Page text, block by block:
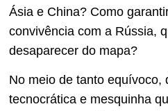
Ásia e China? Como
convivência com a Rússia,
desaparecer do mapa?
No meio de tanto equívoco,
tecnocrática e mesquinha